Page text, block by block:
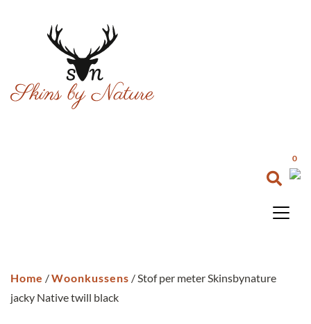
0
Home /Woonkussens / Stof per meter Skinsbynature
jacky Native twill black